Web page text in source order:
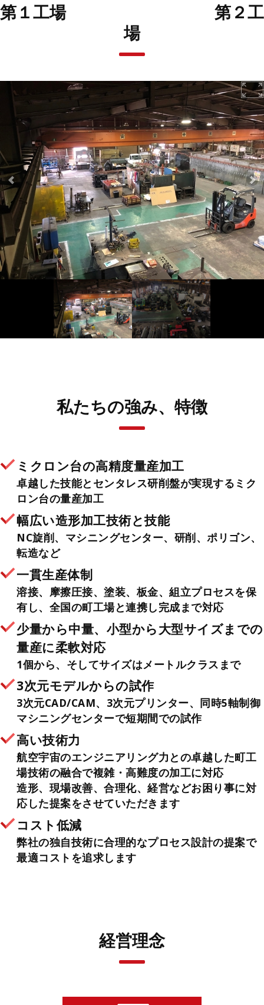
第１工場 第２工
場
私たちの強み、特徴
ミクロン台の高精度量産加工
卓越した技能とセンタレス研削盤が実現するミク
ロン台の量産加工
幅広い造形加工技術と技能
NC旋削、マシニングセンター、研削、ポリゴン、
転造など
一貫生産体制
溶接、摩擦圧接、塗装、板金、組立プロセスを保
有し、全国の町工場と連携し完成まで対応
少量から中量、小型から大型サイズまでの
量産に柔軟対応
1個から、そしてサイズはメートルクラスまで
3次元モデルからの試作
3次元CAD/CAM、3次元プリンター、同時5軸制御
マシニングセンターで短期間での試作
高い技術力
航空宇宙のエンジニアリング力との卓越した町工
場技術の融合で複雑・高難度の加工に対応
造形、現場改善、合理化、経営などお困り事に対
応した提案をさせていただきます
コスト低減
弊社の独自技術に合理的なプロセス設計の提案で
最適コストを追求します
経営理念